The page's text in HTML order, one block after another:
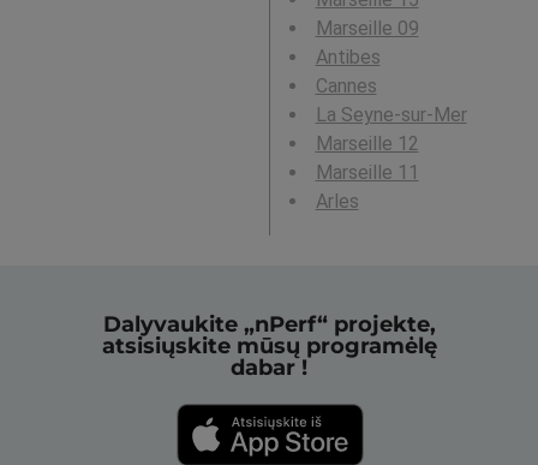
Marseille 09
Antibes
Cannes
La Seyne-sur-Mer
Marseille 12
Marseille 11
Arles
Dalyvaukite „nPerf“ projekte,
atsisiųskite mūsų programėlę
dabar !